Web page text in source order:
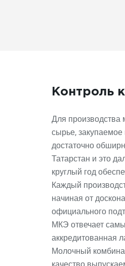
Контроль
Для производства
сырье,
достаточно
Татарстан и это
круглый год
Каждый
начиная от
официального
МКЭ отвечает
аккредитованная
Молочный